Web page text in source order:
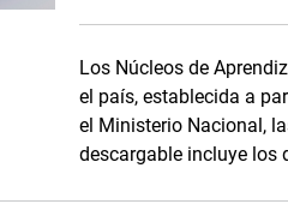
Los Núcleos de
el país, establecida a
el Ministerio Nacional,
descargable incluye los